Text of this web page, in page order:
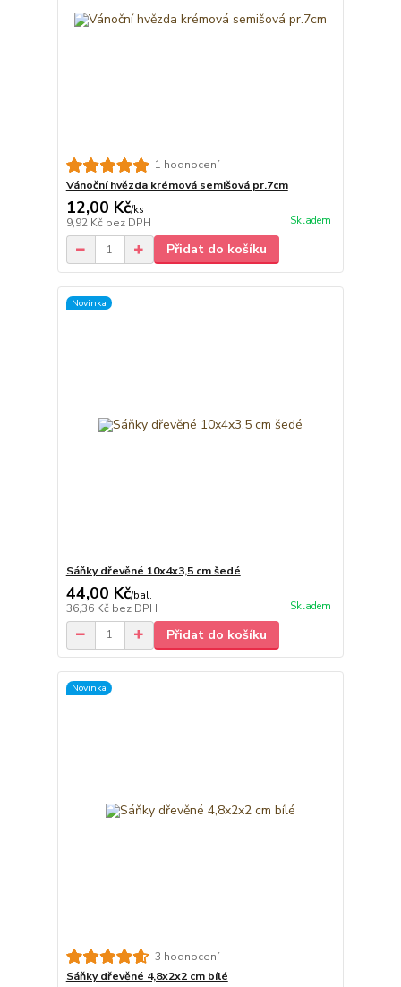
1 hodnocení
Vánoční hvězda krémová semišová pr.7cm
12,00 Kč/ks
9,92 Kč bez DPH Skladem
Přidat do košíku
Novinka
Sáňky dřevěné 10x4x3,5 cm šedé
44,00 Kč/bal.
36,36 Kč bez DPH Skladem
Přidat do košíku
Novinka
3 hodnocení
Sáňky dřevěné 4,8x2x2 cm bílé